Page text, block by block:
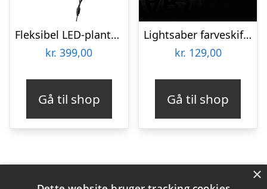
Fleksibel LED-plantelampe – KitchPro
kr. 399,00
Gå til shop
Lightsaber farveskiftende krus
kr. 129,00
Gå til shop
Varekategorier
×